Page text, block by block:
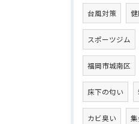
台風対策
スポーツジム
福岡市城南区
床下の匂い
カビ臭い